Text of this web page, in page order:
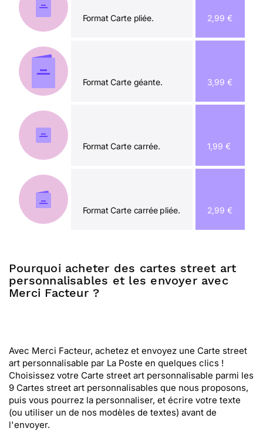
Format Carte pliée. 2,99 €
Format Carte géante. 3,99 €
Format Carte carrée. 1,99 €
Format Carte carrée pliée. 2,99 €
Pourquoi acheter des cartes street art
personnalisables et les envoyer avec
Merci Facteur ?
Avec Merci Facteur, achetez et envoyez une Carte street
art personnalisable par La Poste en quelques clics !
Choisissez votre Carte street art personnalisable parmi les
9 Cartes street art personnalisables que nous proposons,
puis vous pourrez la personnaliser, et écrire votre texte
(ou utiliser un de nos modèles de textes) avant de
l'envoyer.